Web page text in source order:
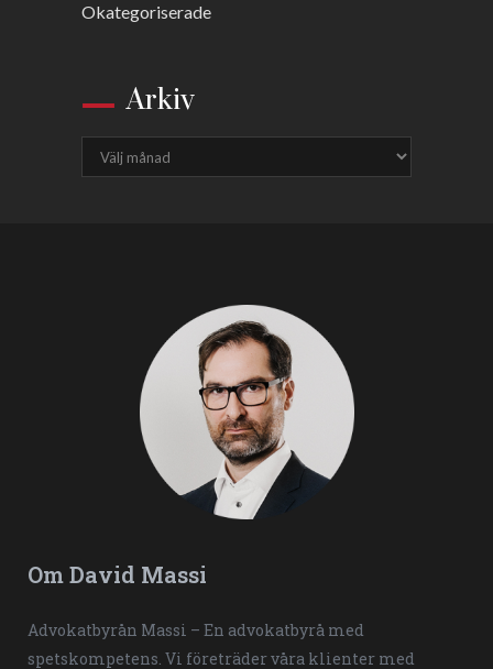
Okategoriserade
Arkiv
Om David Massi
Advokatbyrån Massi – En advokatbyrå med
spetskompetens. Vi företräder våra klienter med